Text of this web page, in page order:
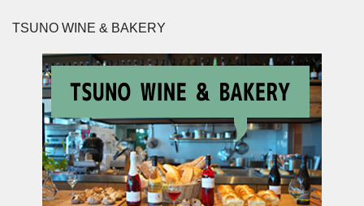
TSUNO WINE & BAKERY